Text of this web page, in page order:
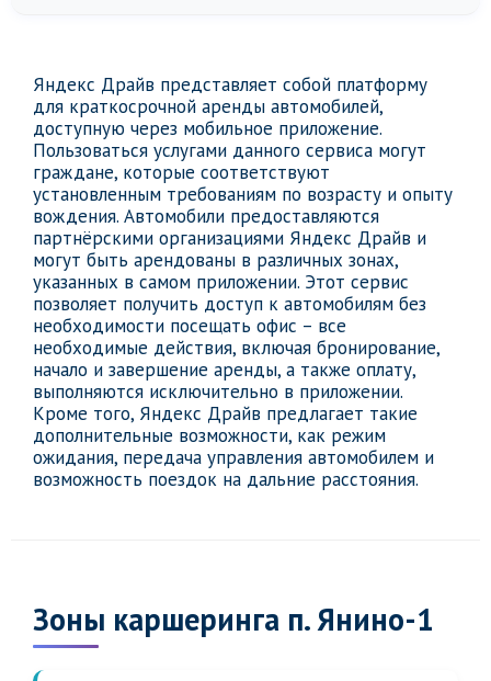
Яндекс Драйв представляет собой платформу
для краткосрочной аренды автомобилей,
доступную через мобильное приложение.
Пользоваться услугами данного сервиса могут
граждане, которые соответствуют
установленным требованиям по возрасту и опыту
вождения. Автомобили предоставляются
партнёрскими организациями Яндекс Драйв и
могут быть арендованы в различных зонах,
указанных в самом приложении. Этот сервис
позволяет получить доступ к автомобилям без
необходимости посещать офис – все
необходимые действия, включая бронирование,
начало и завершение аренды, а также оплату,
выполняются исключительно в приложении.
Кроме того, Яндекс Драйв предлагает такие
дополнительные возможности, как режим
ожидания, передача управления автомобилем и
возможность поездок на дальние расстояния.
Зоны каршеринга п. Янино-1